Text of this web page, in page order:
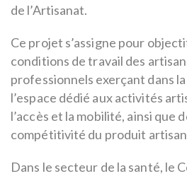
de l’Artisanat.
Ce projet s’assigne pour
conditions de travail des
professionnels exerçant dans
l’espace dédié aux activités
l’accès et la mobilité, ainsi que
compétitivité du produit
Dans le secteur de la santé, le